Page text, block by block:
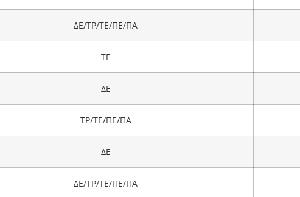
ΔΕ/ΤΡ/ΤΕ/ΠΕ/ΠΑ
ΤΕ
ΔΕ
ΤΡ/ΤΕ/ΠΕ/ΠΑ
ΔΕ
ΔΕ/ΤΡ/ΤΕ/ΠΕ/ΠΑ